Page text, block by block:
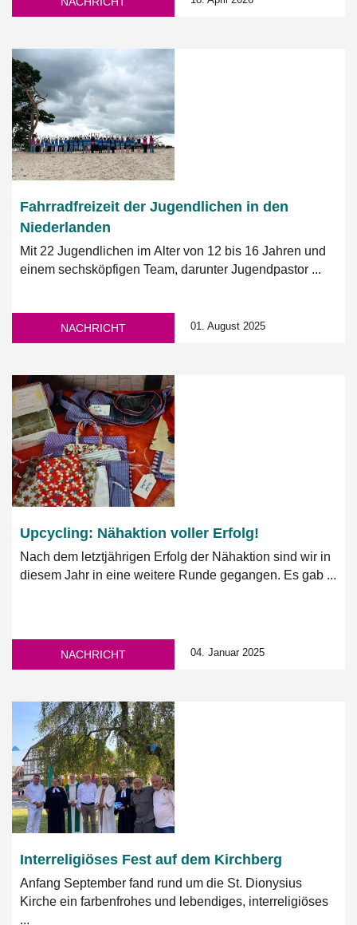
Fahrradfreizeit der Jugendlichen in den
Niederlanden
Mit 22 Jugendlichen im Alter von 12 bis 16 Jahren und
einem sechsköpfigen Team, darunter Jugendpastor ...
NACHRICHT 01. August 2025
Upcycling: Nähaktion voller Erfolg!
Nach dem letztjährigen Erfolg der Nähaktion sind wir in
diesem Jahr in eine weitere Runde gegangen. Es gab ...
NACHRICHT 04. Januar 2025
Interreligiöses Fest auf dem Kirchberg
Anfang September fand rund um die St. Dionysius
Kirche ein farbenfrohes und lebendiges, interreligiöses
...